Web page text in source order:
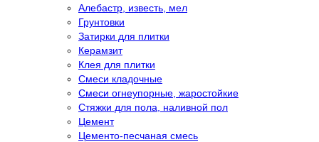
Алебастр, известь, мел
Грунтовки
Затирки для плитки
Керамзит
Клея для плитки
Смеси кладочные
Смеси огнеупорные, жаростойкие
Стяжки для пола, наливной пол
Цемент
Цементо-песчаная смесь